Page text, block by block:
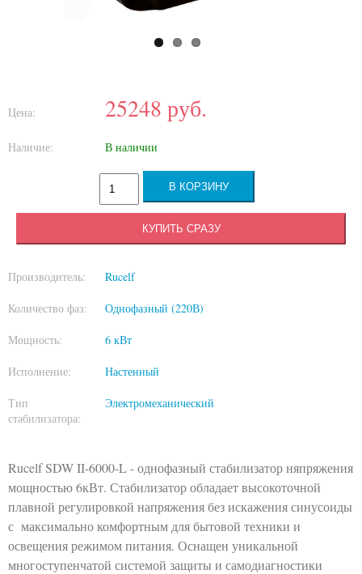
Цена: 25248 руб.
Наличие: В наличии
КУПИТЬ СРАЗУ
Производитель: Rucelf
Количество фаз: Однофазный (220В)
Мощность: 6 кВт
Исполнение: Настенный
Тип
стабилизатора:
Электромеханический
Rucelf SDW II-6000-L - однофазный стабилизатор няпряжения
мощностью 6кВт. Стабилизатор обладает высокоточной
плавной регулировкой напряжения без искажения синусоиды
с максимально комфортным для бытовой техники и
освещения режимом питания. Оснащен уникальной
многоступенчатой системой защиты и самодиагностики